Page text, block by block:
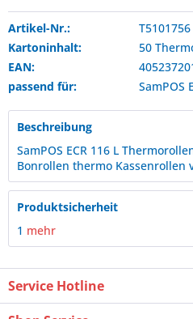
Artikel-Nr.:
T5101756
Kartoninhalt:
50
EAN:
passend für:
SamPOS
Beschreibung
SamPOS ECR 116 L
Bonrollen thermo Kassenrollen
Produktsicherheit
1 mehr
Service Hotline